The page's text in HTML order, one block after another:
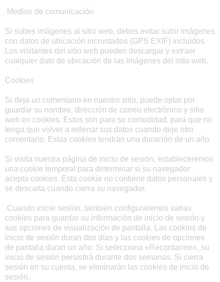
Medios de comunicación
Si subes imágenes al sitio web, debes evitar subir imágenes
con datos de ubicación incrustados (GPS EXIF) incluidos.
Los visitantes del sitio web pueden descargar y extraer
cualquier dato de ubicación de las imágenes del sitio web.
Cookies
Si deja un comentario en nuestro sitio, puede optar por
guardar su nombre, dirección de correo electrónico y sitio
web en cookies. Estos son para su comodidad, para que no
tenga que volver a rellenar sus datos cuando deje otro
comentario. Estas cookies tendrán una duración de un año.
Si visita nuestra página de inicio de sesión, estableceremos
una cookie temporal para determinar si su navegador
acepta cookies. Esta cookie no contiene datos personales y
se descarta cuando cierra su navegador.
Cuando inicie sesión, también configuraremos varias
cookies para guardar su información de inicio de sesión y
sus opciones de visualización de pantalla. Las cookies de
inicio de sesión duran dos días y las cookies de opciones
de pantalla duran un año. Si selecciona «Recordarme», su
inicio de sesión persistirá durante dos semanas. Si cierra
sesión en su cuenta, se eliminarán las cookies de inicio de
sesión.